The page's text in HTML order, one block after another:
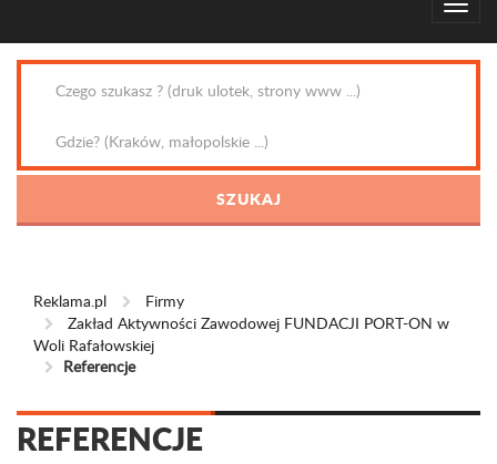
Reklama.pl
Firmy
Zakład Aktywności Zawodowej FUNDACJI PORT-ON w
Woli Rafałowskiej
Referencje
REFERENCJE